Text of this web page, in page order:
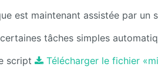
est maintenant assistée par un
tâches simples
script
Télécharger le fichier